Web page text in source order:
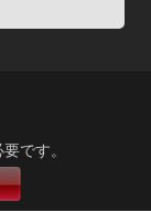
です。